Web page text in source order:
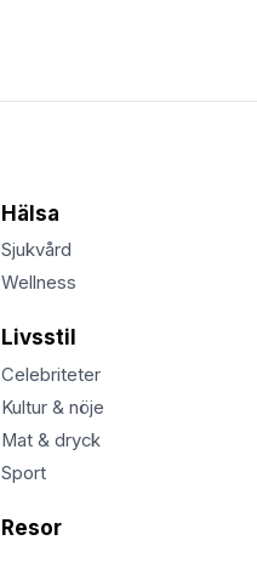
Hälsa
Sjukvård
Wellness
Livsstil
Celebriteter
Kultur & nöje
Mat & dryck
Sport
Resor